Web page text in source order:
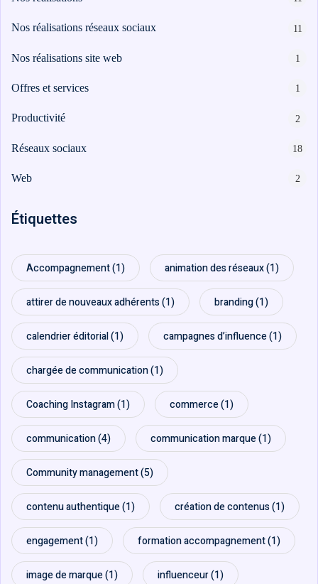
Packs
stratégiques
Nos réalisations réseaux sociaux 11
Nos réalisations site web 1
Offres et services 1
Productivité 2
Réseaux sociaux 18
Web 2
Étiquettes
Accompagnement(1) animation des réseaux(1)
attirer de nouveaux adhérents(1) branding(1)
calendrier éditorial(1) campagnes d’influence(1)
chargée de communication(1)
Coaching Instagram(1) commerce(1)
communication(4) communication marque(1)
Community management(5)
contenu authentique(1) création de contenus(1)
engagement(1) formation accompagnement(1)
image de marque(1) influenceur(1)